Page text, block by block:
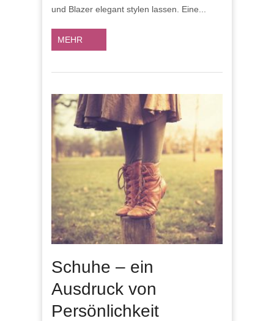
und Blazer elegant stylen lassen. Eine...
MEHR
Schuhe – ein
Ausdruck von
Persönlichkeit